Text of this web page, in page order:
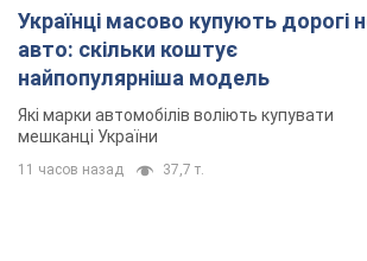
Українці масово купують дорогі
авто: скільки коштує
найпопулярніша модель
Які марки автомобілів воліють купувати
мешканці України
11 часов назад 37,7 т.